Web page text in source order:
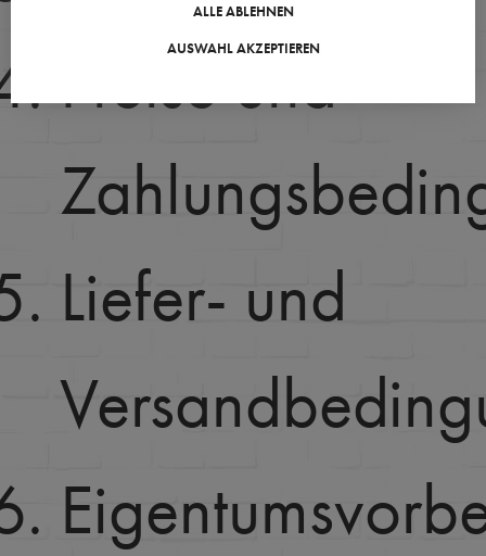
Preise und
Liefer- und
ALLE ABLEHNEN
AUSWAHL AKZEPTIEREN